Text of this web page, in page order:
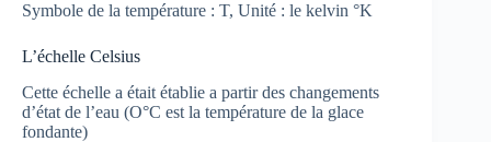
Symbole de la température : T, Unité : le kelvin °K
L’échelle Celsius
Cette échelle a était établie a partir des changements
d’état de l’eau (O°C est la température de la glace
fondante)